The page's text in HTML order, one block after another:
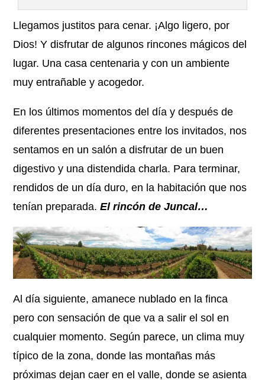
Llegamos justitos para cenar. ¡Algo ligero, por
Dios! Y disfrutar de algunos rincones mágicos del
lugar. Una casa centenaria y con un ambiente
muy entrañable y acogedor.
En los últimos momentos del día y después de
diferentes presentaciones entre los invitados, nos
sentamos en un salón a disfrutar de un buen
digestivo y una distendida charla. Para terminar,
rendidos de un día duro, en la habitación que nos
tenían preparada.El rincón de Juncal…
Al día siguiente, amanece nublado en la finca
pero con sensación de que va a salir el sol en
cualquier momento. Según parece, un clima muy
típico de la zona, donde las montañas más
próximas dejan caer en el valle, donde se asienta